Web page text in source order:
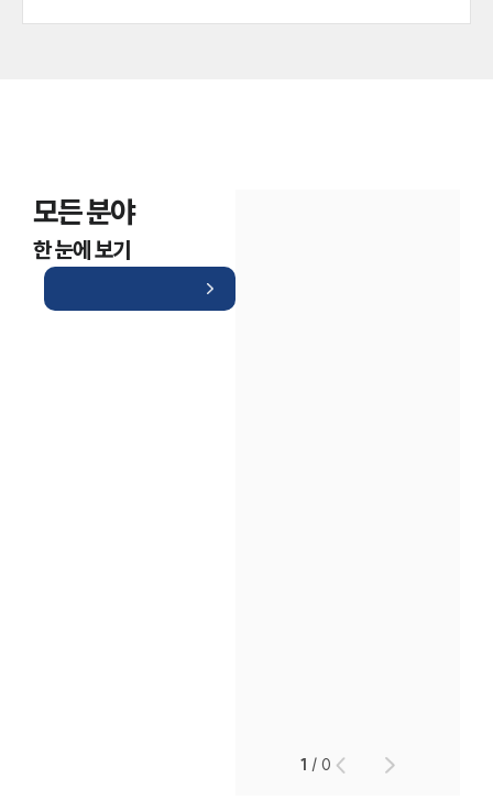
모든 분야
한 눈에 보기
1 /0